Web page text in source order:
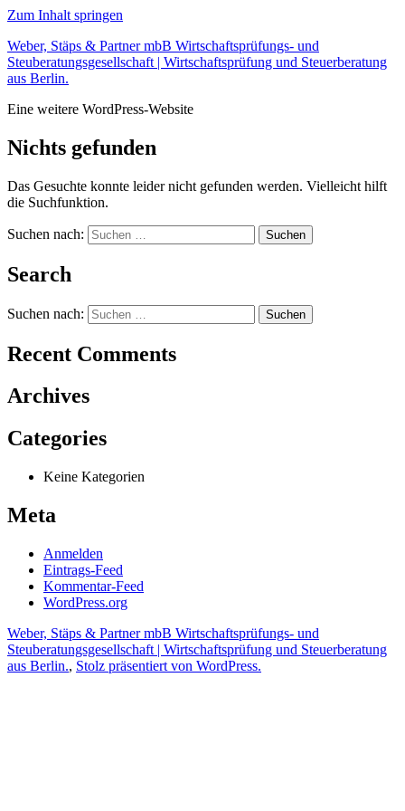
Zum Inhalt springen
Weber, Stäps & Partner mbB Wirtschaftsprüfungs- und
Steuberatungsgesellschaft | Wirtschaftsprüfung und Steuerberatung
aus Berlin.
Eine weitere WordPress-Website
Nichts gefunden
Das Gesuchte konnte leider nicht gefunden werden. Vielleicht hilft
die Suchfunktion.
Suchen nach:
Search
Suchen nach:
Recent Comments
Archives
Categories
Keine Kategorien
Meta
Anmelden
Eintrags-Feed
Kommentar-Feed
WordPress.org
Weber, Stäps & Partner mbB Wirtschaftsprüfungs- und
Steuberatungsgesellschaft | Wirtschaftsprüfung und Steuerberatung
aus Berlin., Stolz präsentiert von WordPress.